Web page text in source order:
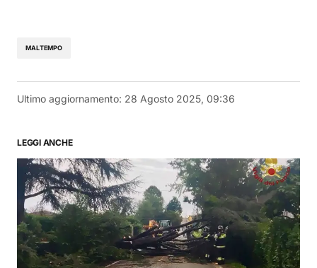
MALTEMPO
Ultimo aggiornamento: 28 Agosto 2025, 09:36
LEGGI ANCHE